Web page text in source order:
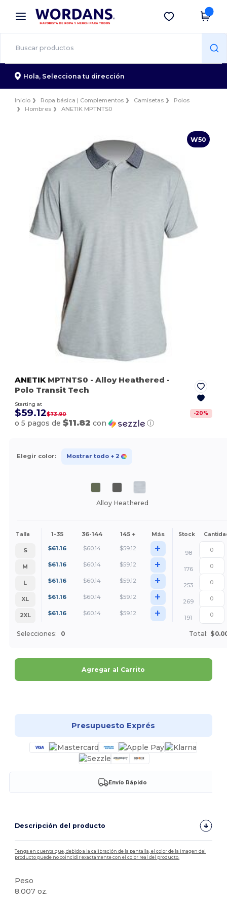
× App de Wordans
¡Mejores precios en app!
Descargar app
Hola, Selecciona tu dirección
Inicio Ropa básica | Complementos Camisetas
Polos
Hombres
ANETIK MPTNTS0
W50
ANETIK MPTNTS0 - Alloy Heathered -
Polo Transit Tech
Starting at
$59.12$73.90 -20%
o 5 pagos de$11.82 con ⓘ
Elegir color: Mostrar todo + 2
Alloy Heathered
Talla 1-35 36-144 145 + Más Stock
S $61.16 $60.14 $59.12 +
98
M
$61.16 $60.14 $59.12 +
176
L
$61.16 $60.14 $59.12 +
253
XL
$61.16 $60.14 $59.12 +
269
2XL
$61.16 $60.14 $59.12 + 191
Selecciones: 0 Total:
Agregar al Carrito
Presupuesto Exprés
Envío Rápido
Descripción del producto
Tenga en cuenta que, debido a la calibración de la pantalla, el color de la imagen del
producto puede no coincidir exactamente con el color real del producto.
Peso
8.007 oz.